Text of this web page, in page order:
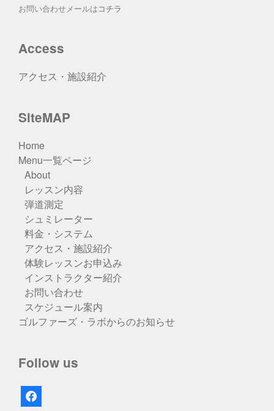
お問い合わせメールはコチラ
Access
アクセス・施設紹介
SiteMAP
Home
Menu一覧ページ
About
レッスン内容
弾道測定
シュミレーター
料金・システム
アクセス・施設紹介
体験レッスンお申込み
インストラクター紹介
お問い合わせ
スケジュール案内
ゴルファーズ・ラボからのお知らせ
Follow us
facebook